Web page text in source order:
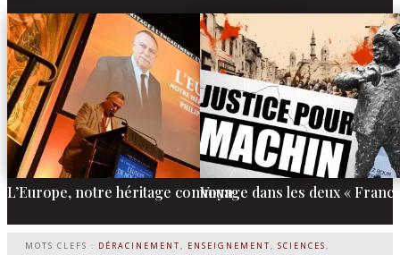
L’Europe, notre héritage communVoyage dans les deux «
MOTS CLEFS : DÉRACINEMENT, ENSEIGNEMENT, SCIENCES,